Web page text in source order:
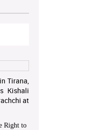
Tirana,
Kishali
at
Right to